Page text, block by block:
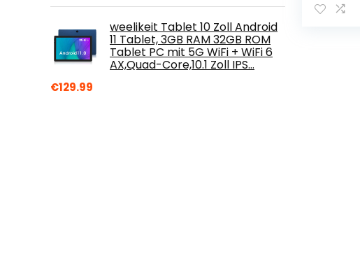
weelikeit Tablet 10 Zoll Android
11 Tablet, 3GB RAM 32GB ROM
Tablet PC mit 5G WiFi + WiFi 6
AX,Quad-Core,10.1 Zoll IPS…
€129.99
OTG